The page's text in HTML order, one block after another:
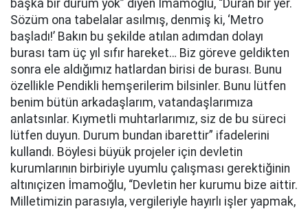
başka bir durum yok” diyen İmamoğlu, “Duran bir yer.
Sözüm ona tabelalar asılmış, denmiş ki, ‘Metro
başladı!’ Bakın bu şekilde atılan adımdan dolayı
burası tam üç yıl sıfır hareket… Biz göreve geldikten
sonra ele aldığımız hatlardan birisi de burası. Bunu
özellikle Pendikli hemşerilerim bilsinler. Bunu lütfen
benim bütün arkadaşlarım, vatandaşlarımıza
anlatsınlar. Kıymetli muhtarlarımız, siz de bu süreci
lütfen duyun. Durum bundan ibarettir” ifadelerini
kullandı. Böylesi büyük projeler için devletin
kurumlarının birbiriyle uyumlu çalışması gerektiğinin
altınıçizen İmamoğlu, “Devletin her kurumu bize aittir.
Milletimizin parasıyla, vergileriyle hayırlı işler yapmak,